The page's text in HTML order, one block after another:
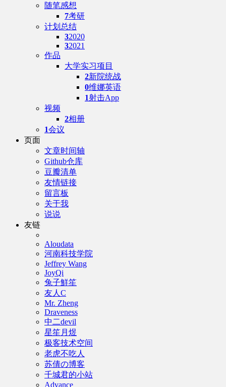
随笔感想
7考研
计划总结
32020
32021
作品
大学实习项目
2新院统战
0维娜英语
1射击App
视频
2相册
1会议
页面
文章时间轴
Github仓库
豆瓣清单
友情链接
留言板
关于我
说说
友链
Aloudata
河南科技学院
Jeffrey Wang
JoyQi
兔子鮮笙
友人C
Mr. Zheng
Draveness
中二devil
星笙月煜
极客技术空间
老虎不吃人
苏倩の博客
千城君的小站
Advance